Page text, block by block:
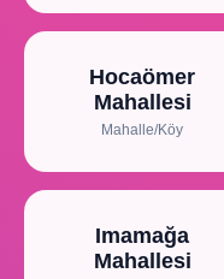
Hocaömer
Mahallesi
Mahalle/Köy
Imamağa
Mahallesi